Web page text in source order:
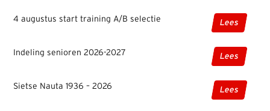
4 augustus start training A/B selectie Lees
Indeling senioren 2026-2027 Lees
Sietse Nauta 1936 – 2026 Lees